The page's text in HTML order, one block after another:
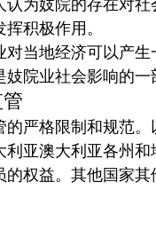
认为妓院的存在对
积极作用。
对当地经济可以产
妓院业社会影响的
的严格限制和规范
利亚澳大利亚各州
的权益。其他国家